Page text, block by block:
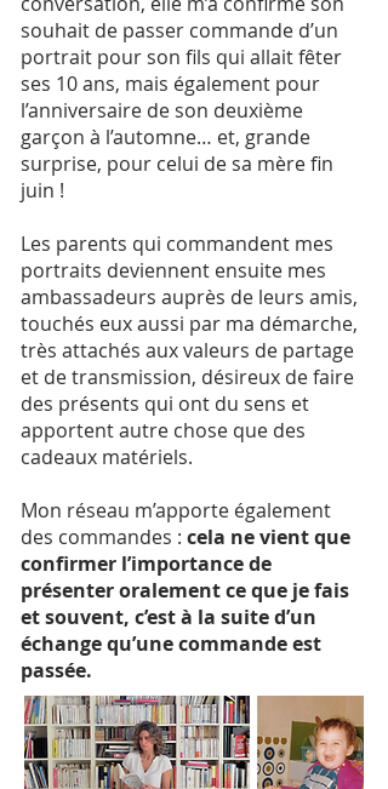
souhait de passer commande d’un
portrait pour son fils qui allait fêter
ses 10 ans, mais également pour
l’anniversaire de son deuxième
garçon à l’automne… et, grande
surprise, pour celui de sa mère fin
juin !
Les parents qui commandent mes
portraits deviennent ensuite mes
ambassadeurs auprès de leurs amis,
touchés eux aussi par ma démarche,
très attachés aux valeurs de partage
et de transmission, désireux de faire
des présents qui ont du sens et
apportent autre chose que des
cadeaux matériels.
Mon réseau m’apporte également
des commandes : cela ne vient que
confirmer l’importance de
présenter oralement ce que je fais
et souvent, c’est à la suite d’un
échange qu’une commande est
passée.